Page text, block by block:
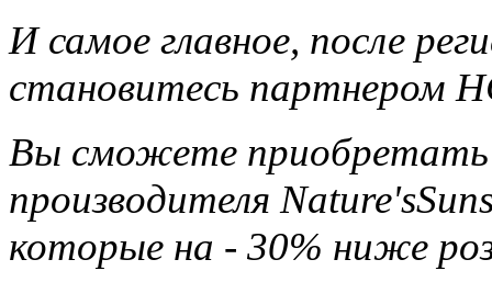
И самое главное, после
становитесь партнером
Вы сможете приобретать
производителя
которые на - 30% ниже